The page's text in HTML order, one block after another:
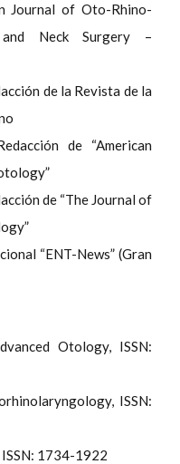
Journal of Oto-Rhino-
Neck Surgery –
de la Revista de la
de “American
de “The Journal of
“ENT-News” (Gran
Otology, ISSN:
ISSN:
1734-1922